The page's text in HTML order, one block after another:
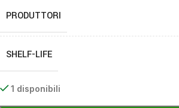
PRODUTTORI
SHELF-LIFE
1 disponibili